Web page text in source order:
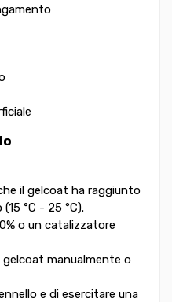
il gelcoat ha raggiunto
°C - 25 °C).
o un catalizzatore
manualmente o
e di esercitare una